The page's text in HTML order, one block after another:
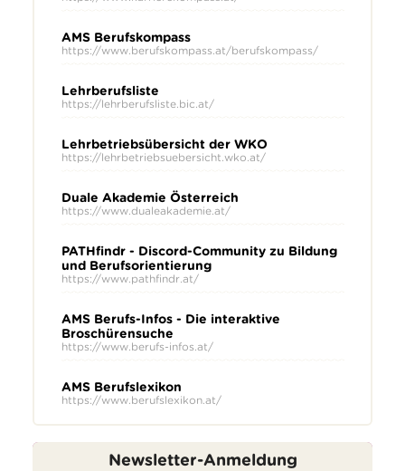
AMS Berufskompass
https://www.berufskompass.at/berufskompass/
Lehrberufsliste
https://lehrberufsliste.bic.at/
Lehrbetriebsübersicht der WKO
https://lehrbetriebsuebersicht.wko.at/
Duale Akademie Österreich
https://www.dualeakademie.at/
PATHfindr - Discord-Community zu Bildung
und Berufsorientierung
https://www.pathfindr.at/
AMS Berufs-Infos - Die interaktive
Broschürensuche
https://www.berufs-infos.at/
AMS Berufslexikon
https://www.berufslexikon.at/
Newsletter-Anmeldung